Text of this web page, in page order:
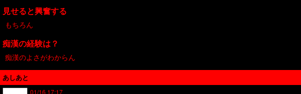
見せると興奮する
もちろん
痴漢の経験は？
痴漢のよさがわからん
あしあと
01/16 17:17